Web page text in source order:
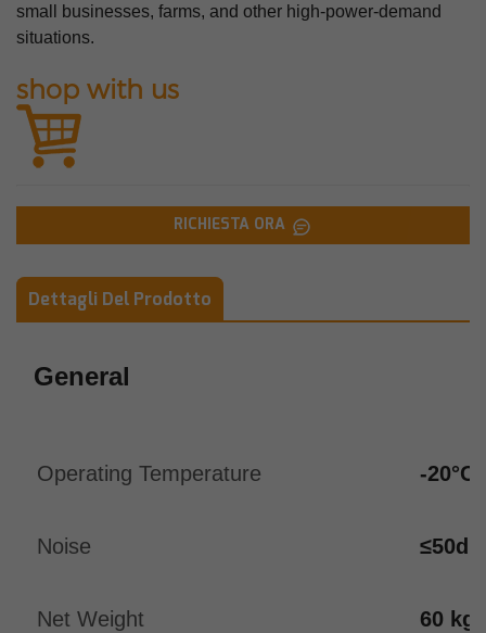
small businesses, farms, and other high-power-demand
situations.
shop with us
RICHIESTA ORA
Dettagli Del Prodotto
General
Operating Temperature -20°C
Noise ≤50dB
Net Weight 60 kg